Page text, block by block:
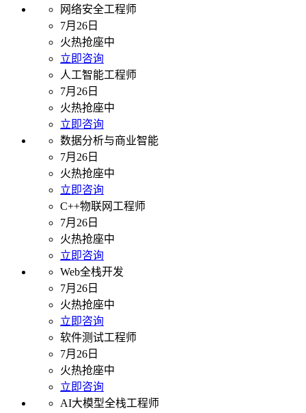
网络安全工程师
7月26日
火热抢座中
立即咨询
人工智能工程师
7月26日
火热抢座中
立即咨询
数据分析与商业智能
7月26日
火热抢座中
立即咨询
C++物联网工程师
7月26日
火热抢座中
立即咨询
Web全栈开发
7月26日
火热抢座中
立即咨询
软件测试工程师
7月26日
火热抢座中
立即咨询
AI大模型全栈工程师